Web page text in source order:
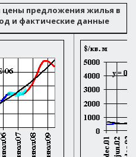
цены предложения жилья в
и фактические данные